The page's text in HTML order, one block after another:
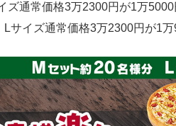
ズ通常価格3万2300円が1万
サイズ通常価格3万2300円が1万